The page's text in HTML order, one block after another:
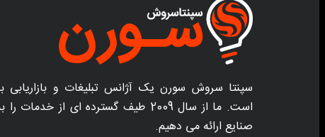
سپنتا سروش سورن یک آژانس تبلیغات و بازاریابی
است. ما از سال 2009 طیف گسترده ای از
صنایع ارائه می دهیم.